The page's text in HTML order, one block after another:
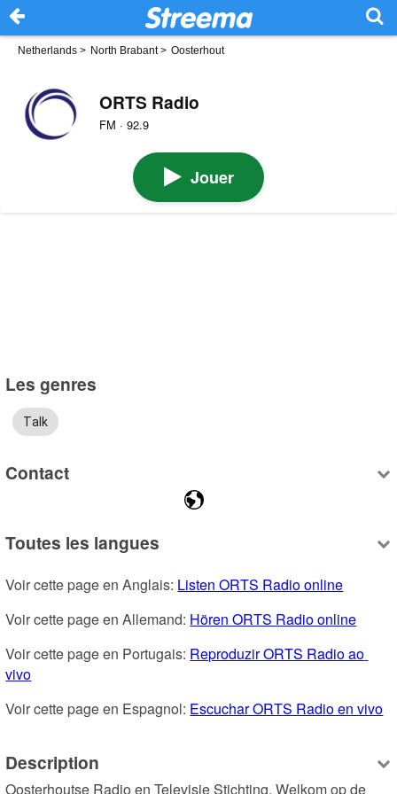
Netherlands > North Brabant> Oosterhout
ORTS Radio
FM · 92.9
Jouer
Les genres
Talk
Contact
Toutes les langues
Voir cette page en Anglais: Listen ORTS Radio online
Voir cette page en Allemand: Hören ORTS Radio online
Voir cette page en Portugais: Reproduzir ORTS Radio ao
vivo
Voir cette page en Espagnol: Escuchar ORTS Radio en vivo
Description
Oosterhoutse Radio en Televisie Stichting, Welkom op de